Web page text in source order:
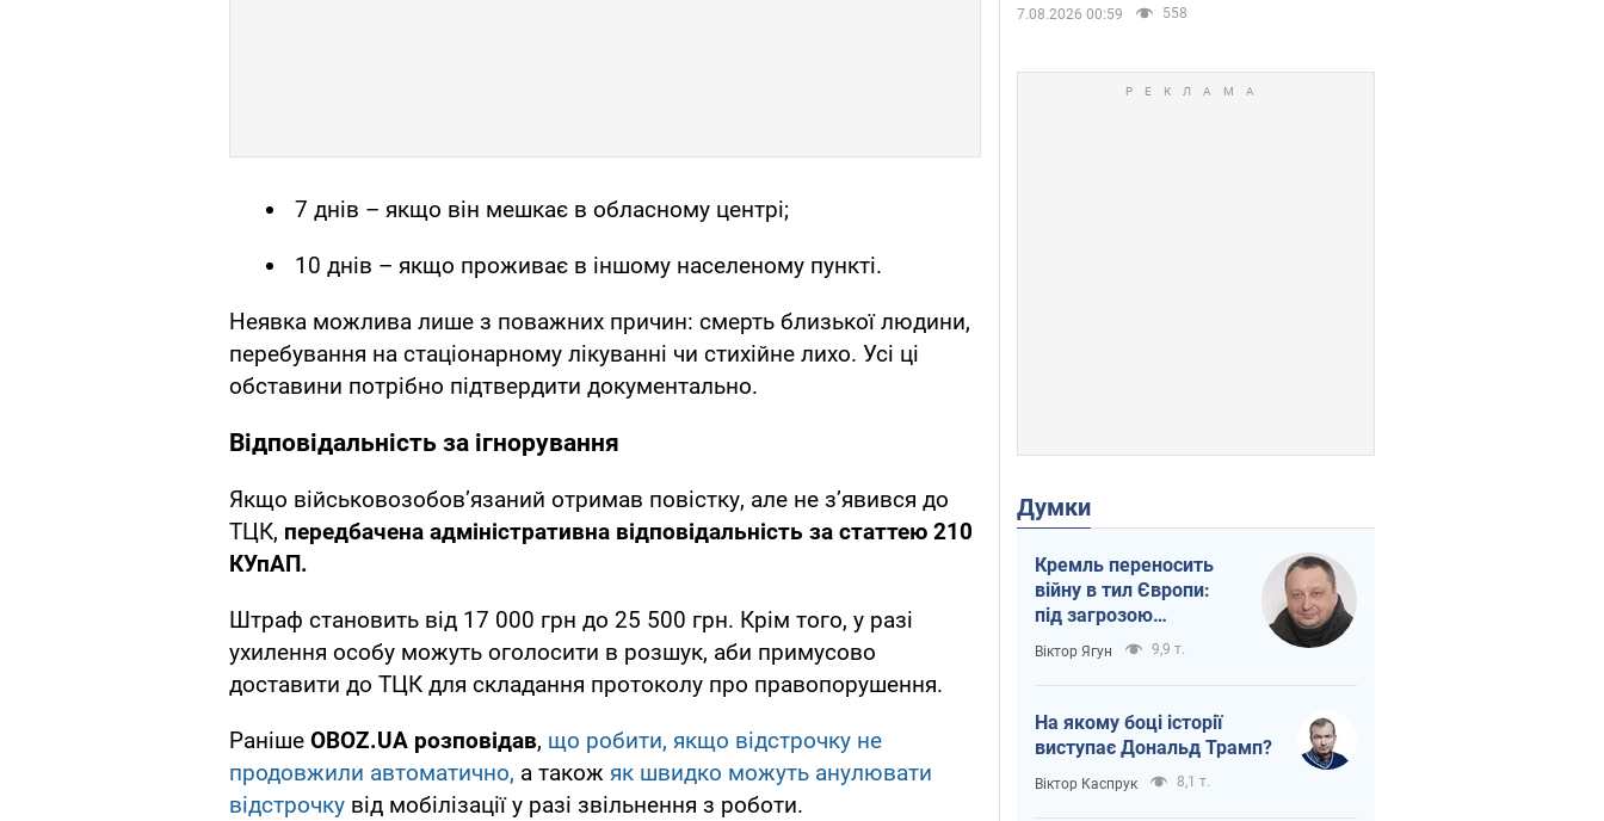
7 днів – якщо він мешкає в обласному центрі;
10 днів – якщо проживає в іншому населеному пункті.
Неявка можлива лише з поважних причин: смерть близької людини,
перебування на стаціонарному лікуванні чи стихійне лихо. Усі ці
обставини потрібно підтвердити документально.
Відповідальність за ігнорування
Якщо військовозобов’язаний отримав повістку, але не з’явився до
ТЦК, передбачена адміністративна відповідальність за статтею 210
КУпАП.
Штраф становить від 17 000 грн до 25 500 грн. Крім того, у разі
ухилення особу можуть оголосити в розшук, аби примусово
доставити до ТЦК для складання протоколу про правопорушення.
Раніше OBOZ.UA розповідав, що робити, якщо відстрочку не
продовжили автоматично, а також як швидко можуть анулювати
відстрочку від мобілізації у разі звільнення з роботи.
7.08.2026 00:59 558
Думки
Кремль переносить
війну в тил Європи:
під загрозою
критична логістика
Віктор Ягун 9,9 т.
На якому боці історії
виступає Дональд Трамп?
Віктор Каспрук 8,1 т.